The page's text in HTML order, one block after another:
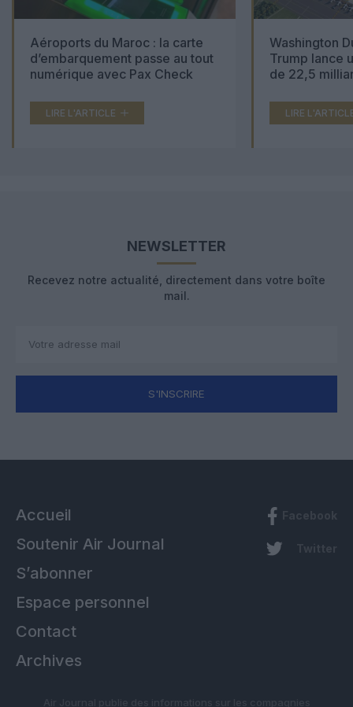
Aéroports du Maroc : la carte
d’embarquement passe au tout
numérique avec Pax Check
LIRE L'ARTICLE
Washington
Trump lance
de 22,5
LIRE
NEWSLETTER
Recevez notre actualité, directement dans votre boîte
mail.
S'INSCRIRE
Accueil
Soutenir Air Journal
S’abonner
Espace personnel
Contact
Archives